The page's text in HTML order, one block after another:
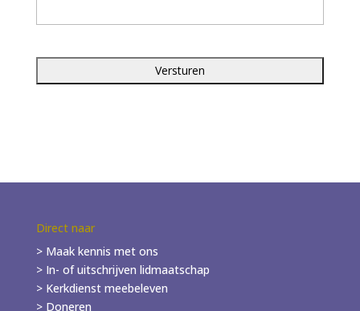
Direct naar
> Maak kennis met ons
> In- ofuitschrijven lidmaatschap
> Kerkdienst meebeleven
> Doneren